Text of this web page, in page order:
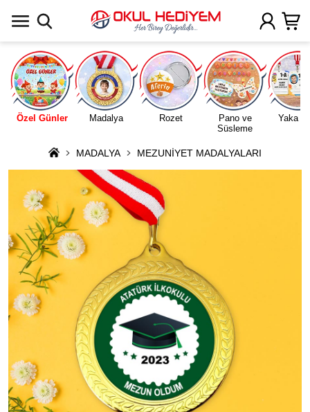
Özel Günler Madalya Rozet
Pano ve
Süsleme
Yaka
MADALYA MEZUNİYET MADALYALARI
Uygulamada Aç